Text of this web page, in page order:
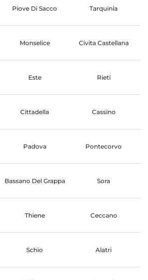
Piove Di Sacco Tarquinia
Monselice Civita Castellana
Este Rieti
Cittadella Cassino
Padova Pontecorvo
Bassano Del Grappa Sora
Thiene Ceccano
Schio Alatri